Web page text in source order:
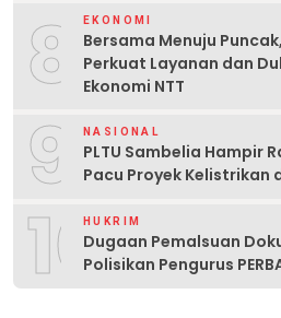
8 EKONOMI
Bersama Menuju
Perkuat Layanan dan
Ekonomi NTT
9 NASIONAL
PLTU Sambelia Hampir
Pacu Proyek Kelistrikan
10HUKRIM
Dugaan Pemalsuan
Polisikan Pengurus